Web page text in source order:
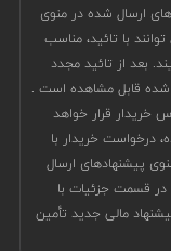
ارسال شده در منوی
با تائید، مناسب
بعد از تائید مجدد
شده قابل مشاهده است .
خریدار قرار خواهد
درخواست خریدار با
پیشنهادهای ارسال
در قسمت جزئیات با
مالی جدید تأمین